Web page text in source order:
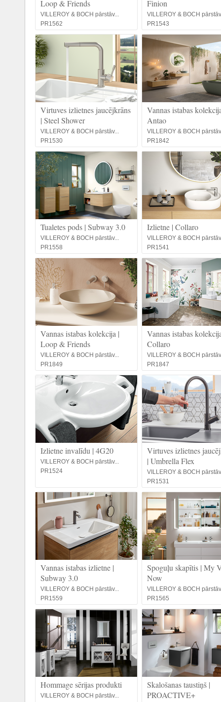
Loop & Friends
VILLEROY & BOCH pārstāv...
PR1562
Finion
VILLEROY & BOCH
PR1543
Virtuves izlietnes jaucējkrāns
| Steel Shower
VILLEROY & BOCH pārstāv...
PR1530
Vannas istabas
Antao
VILLEROY & BOCH
PR1842
Tualetes pods | Subway 3.0
VILLEROY & BOCH pārstāv...
PR1558
Izlietne | Collaro
VILLEROY & BOCH
PR1541
Vannas istabas kolekcija |
Loop & Friends
VILLEROY & BOCH pārstāv...
PR1849
Vannas istabas
Collaro
VILLEROY & BOCH
PR1847
Izlietne invalīdu | 4G20
VILLEROY & BOCH pārstāv...
PR1524
Virtuves izlietnes
| Umbrella Flex
VILLEROY & BOCH
PR1531
Vannas istabas izlietne |
Subway 3.0
VILLEROY & BOCH pārstāv...
PR1559
Spoguļu skapītis | My
Now
VILLEROY & BOCH
PR1565
Hommage sērijas produkti
VILLEROY & BOCH pārstāv...
Skalošanas taustiņš |
PROACTIVE+